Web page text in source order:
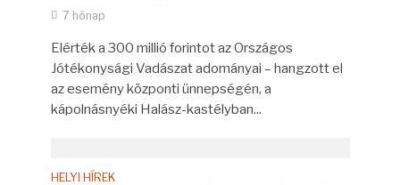
7 hónap
Elérték a 300 millió forintot az Országos
Jótékonysági Vadászat adományai – hangzott el
az esemény központi ünnepségén, a
kápolnásnyéki Halász-kastélyban...
HELYI HÍREK